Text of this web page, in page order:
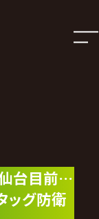
台目前…
ッグ防衛